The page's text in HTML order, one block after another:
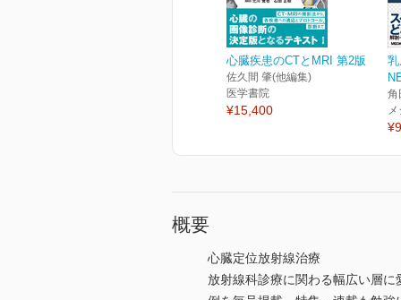
心臓疾患のCTとMRI 第2版
佐久間 肇(他編集)
医学書院
¥15,400
角
概要
心臓定位放射線治療
放射線科診療に関わる幅広い層